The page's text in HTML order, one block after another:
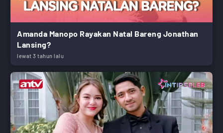
Amanda Manopo Rayakan Natal Bareng Jonathan
Lansing?
lewat 3 tahun lalu